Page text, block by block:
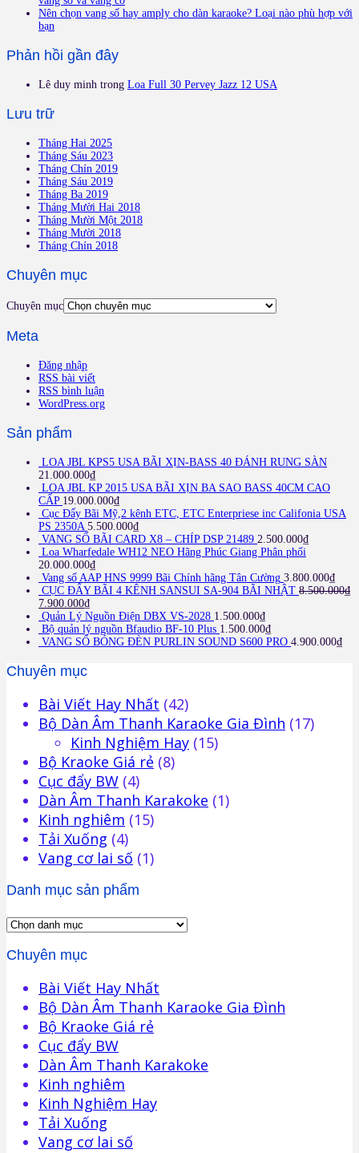
Nên chọn vang số hay amply cho dàn karaoke? Loại nào phù hợp với
bạn
Phản hồi gần đây
Lê duy minh trong Loa Full 30 Pervey Jazz 12 USA
Lưu trữ
Tháng Hai 2025
Tháng Sáu 2023
Tháng Chín 2019
Tháng Sáu 2019
Tháng Ba 2019
Tháng Mười Hai 2018
Tháng Mười Một 2018
Tháng Mười 2018
Tháng Chín 2018
Chuyên mục
Chuyên mục
Meta
Đăng nhập
RSS bài viết
RSS bình luận
WordPress.org
Sản phẩm
LOA JBL KPS5 USA BÃI XỊN-BASS 40 ĐÁNH RUNG SÀN
21.000.000₫
LOA JBL KP 2015 USA BÃI XỊN BA SAO BASS 40CM CAO
CẤP 19.000.000₫
Cục Đẩy Bãi Mỹ,2 kênh ETC, ETC Enterpriese inc Califonia USA
PS 2350A 5.500.000₫
VANG SỐ BÃI CARD X8 – CHÍP DSP 21489 2.500.000₫
Loa Wharfedale WH12 NEO Hãng Phúc Giang Phân phối
20.000.000₫
Vang số AAP HNS 9999 Bãi Chính hãng Tân Cường 3.800.000₫
CỤC ĐẨY BÃI 4 KÊNH SANSUI SA-904 BÃI NHẬT 8.500.000₫
7.900.000₫
Quản Lý Nguồn Điện DBX VS-2028 1.500.000₫
Bộ quản lý nguồn Bfaudio BF-10 Plus 1.500.000₫
VANG SỐ BÓNG ĐÈN PURLIN SOUND S600 PRO 4.900.000₫
Chuyên mục
Bài Viết Hay Nhất (42)
Bộ Dàn Âm Thanh Karaoke Gia Đình (17)
Kinh Nghiệm Hay (15)
Bộ Kraoke Giá rẻ (8)
Cục đẩy BW (4)
Dàn Âm Thanh Karakoke (1)
Kinh nghiêm (15)
Tải Xuống (4)
Vang cơ lai số (1)
Danh mục sản phẩm
Chuyên mục
Bài Viết Hay Nhất
Bộ Dàn Âm Thanh Karaoke Gia Đình
Bộ Kraoke Giá rẻ
Cục đẩy BW
Dàn Âm Thanh Karakoke
Kinh nghiêm
Kinh Nghiệm Hay
Tải Xuống
Vang cơ lai số